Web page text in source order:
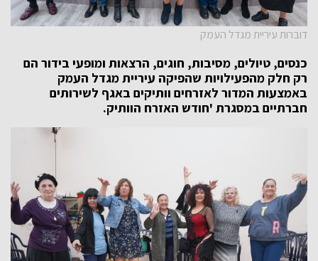
דוברות עיריית מגדל העמק
כנסים, טיולים, מסיבות, חוגים, הרצאות ומופעי בידור הם
רק חלק מהפעילויות שהפיקה עיריית מגדל העמק
באמצעות המדור לאזרחים וותיקים באגף לשירותים
חברתיים במסגרת 'חודש האזרח הוותיק.